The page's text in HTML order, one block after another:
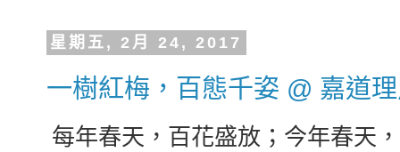
星期五, 2月 24, 2017
一樹紅梅，百態千姿 @ 嘉道
每年春天，百花盛放；今年春天